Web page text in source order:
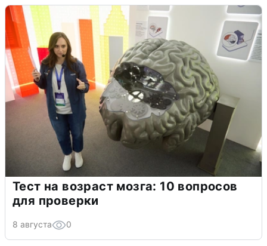
Тест на возраст мозга: 10 вопросов
для проверки
8 августа 0